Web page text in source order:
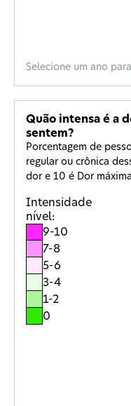
Selecione um ano
Quão intensa é a
sentem?
Porcentagem de
regular ou crônica
dor e 10 é Dor máxima
Intensidade
nível:
9-10
7-8
5-6
3-4
1-2
0